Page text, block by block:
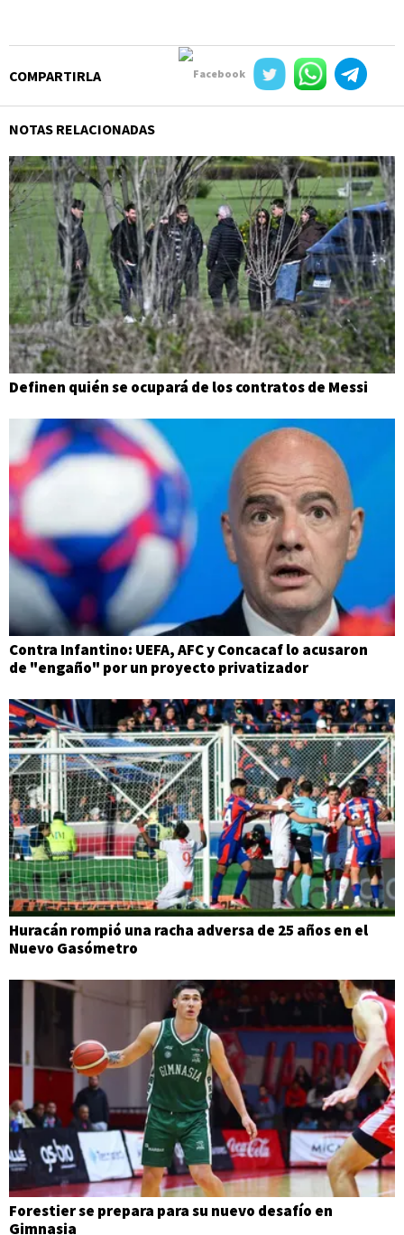
COMPARTIRLA
NOTAS RELACIONADAS
Definen quién se ocupará de los contratos de Messi
Contra Infantino: UEFA, AFC y Concacaf lo acusaron
de "engaño" por un proyecto privatizador
Huracán rompió una racha adversa de 25 años en el
Nuevo Gasómetro
Forestier se prepara para su nuevo desafío en
Gimnasia